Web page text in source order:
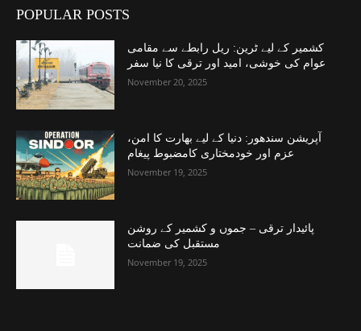
POPULAR POSTS
کشمیر کے لیے ٹرین: ریل رابطے سے مقامی
عوام کی خوشی، امید اور ترقی کا نیا سفر
November 20, 2025
آپریشن سندھور: دنیا کے لیے بھارت کا امن،
عزم اور خودمختاری کامضبوط پیغام
November 19, 2025
پائیدار ترقی – جموں و کشمیر کے روشن
مستقبل کی ضمانت
November 19, 2025